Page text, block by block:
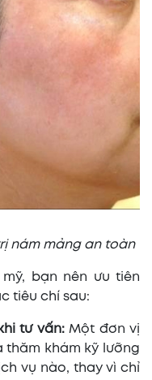
nám mảng an toàn
bạn nên ưu tiên
tiêu chí sau:
tư vấn:Một đơn vị
thăm khám kỹ lưỡng
vụ nào, thay vì chỉ